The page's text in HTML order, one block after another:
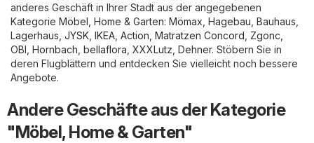
anderes Geschäft in Ihrer Stadt aus der angegebenen
Kategorie Möbel, Home & Garten: Mömax Hagebau Bauhaus
Lagerhaus JYSK IKEA Action Matratzen Concord Zgonc
OBI Hornbach bellaflora XXXLutz Dehner. Stöbern Sie in
deren Flugblättern und entdecken Sie vielleicht noch bessere
Angebote.
Andere Geschäfte aus der Kategorie
"Möbel, Home & Garten"